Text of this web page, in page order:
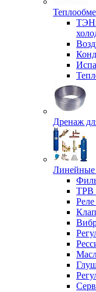
Дренаж
Линейные
ТРВ